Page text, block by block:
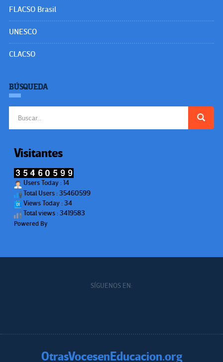
FLACSO Brasil
UNESCO
CLACSO
BÚSQUEDA
Visitantes
Users Today : 14
Total Users : 35460599
Views Today : 34
Total views : 3419583
Powered By
SÍGUENOS EN:
OtrasVocesenEducacion.org